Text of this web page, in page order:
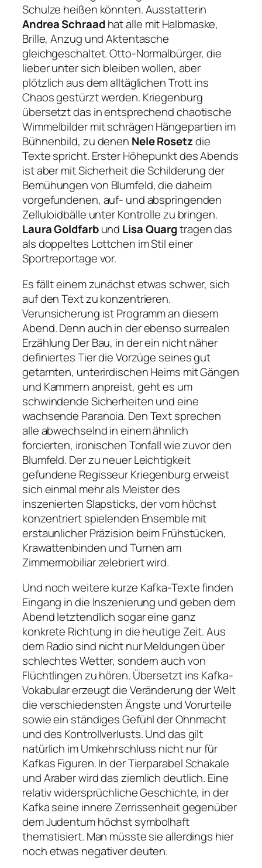
Schulze heißen könnten. Ausstatterin
Andrea Schraadhat alle mit Halbmaske,
Brille, Anzug und Aktentasche
gleichgeschaltet. Otto-Normalbürger, die
lieber unter sich bleiben wollen, aber
plötzlich aus dem alltäglichen Trott ins
Chaos gestürzt werden. Kriegenburg
übersetzt das in entsprechend chaotische
Wimmelbilder mit schrägen Hängepartien im
Bühnenbild, zu denen Nele Rosetzdie
Texte spricht. Erster Höhepunkt des Abends
ist aber mit Sicherheit die Schilderung der
Bemühungen von Blumfeld, die daheim
vorgefundenen, auf- und abspringenden
Zelluloidbälle unter Kontrolle zu bringen.
Laura Goldfarbund Lisa Quargtragen das
als doppeltes Lottchen im Stil einer
Sportreportage vor.
Es fällt einem zunächst etwas schwer, sich
auf den Text zu konzentrieren.
Verunsicherung ist Programm an diesem
Abend. Denn auch in der ebenso surrealen
Erzählung Der Bau, in der ein nicht näher
definiertes Tier die Vorzüge seines gut
getarnten, unterirdischen Heims mit Gängen
und Kammern anpreist, geht es um
schwindende Sicherheiten und eine
wachsende Paranoia. Den Text sprechen
alle abwechselnd in einem ähnlich
forcierten, ironischen Tonfall wie zuvor den
Blumfeld. Der zu neuer Leichtigkeit
gefundene Regisseur Kriegenburg erweist
sich einmal mehr als Meister des
inszenierten Slapsticks, der vom höchst
konzentriert spielenden Ensemble mit
erstaunlicher Präzision beim Frühstücken,
Krawattenbinden und Turnen am
Zimmermobiliar zelebriert wird.
Und noch weitere kurze Kafka-Texte finden
Eingang in die Inszenierung und geben dem
Abend letztendlich sogar eine ganz
konkrete Richtung in die heutige Zeit. Aus
dem Radio sind nicht nur Meldungen über
schlechtes Wetter, sondern auch von
Flüchtlingen zu hören. Übersetzt ins Kafka-
Vokabular erzeugt die Veränderung der Welt
die verschiedensten Ängste und Vorurteile
sowie ein ständiges Gefühl der Ohnmacht
und des Kontrollverlusts. Und das gilt
natürlich im Umkehrschluss nicht nur für
Kafkas Figuren. In der TierparabelSchakale
und Araberwird das ziemlich deutlich. Eine
relativ widersprüchliche Geschichte, in der
Kafka seine innere Zerrissenheit gegenüber
dem Judentum höchst symbolhaft
thematisiert. Man müsste sie allerdings hier
noch etwas negativer deuten.